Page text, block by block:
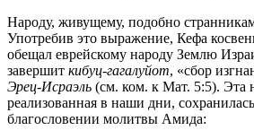
Народу, живущему, подобно
Употребив это выражение, Кефа
обещал еврейскому народу Землю
завершит кибуц-гагалуйот, «сбор
Эрец-Исраэль (см. ком. к Мат. 5:5). Эта
реализованная в наши дни,
благословении молитвы Амида: